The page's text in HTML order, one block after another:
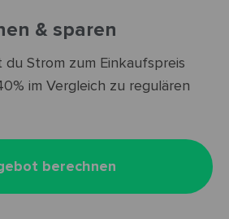
& sparen
Strom zum Einkaufspreis
im Vergleich zu regulären
berechnen